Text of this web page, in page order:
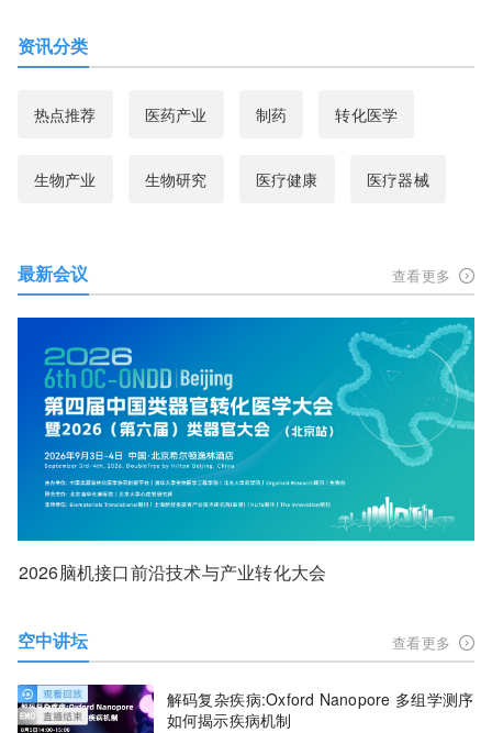
资讯分类
热点推荐 医药产业 制药 转化医学
生物产业 生物研究 医疗健康 医疗器械
最新会议 查看更多
2026脑机接口前沿技术与产业转化大会
空中讲坛 查看更多
解码复杂疾病:Oxford Nanopore 多组学测序
如何揭示疾病机制